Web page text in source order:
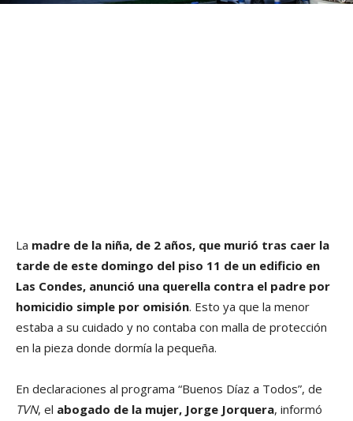
La madre de la niña, de 2 años, que murió tras caer la
tarde de este domingo del piso 11 de un edificio en
Las Condes, anunció una querella contra el padre por
homicidio simple por omisión. Esto ya que la menor
estaba a su cuidado y no contaba con malla de protección
en la pieza donde dormía la pequeña.
En declaraciones al programa “Buenos Díaz a Todos”, de
TVN, el abogado de la mujer, Jorge Jorquera, informó